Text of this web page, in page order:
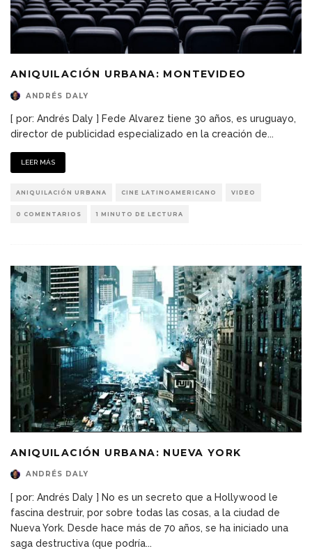
ANIQUILACIÓN URBANA: MONTEVIDEO
ANDRÉS DALY
[ por: Andrés Daly ] Fede Alvarez tiene 30 años, es uruguayo,
director de publicidad especializado en la creación de...
LEER MÁS
ANIQUILACIÓN URBANA CINE LATINOAMERICANO VIDEO
0 COMENTARIOS 1 MINUTO DE LECTURA
ANIQUILACIÓN URBANA: NUEVA YORK
ANDRÉS DALY
[ por: Andrés Daly ] No es un secreto que a Hollywood le
fascina destruir, por sobre todas las cosas, a la ciudad de
Nueva York. Desde hace más de 70 años, se ha iniciado una
saga destructiva (que podría...